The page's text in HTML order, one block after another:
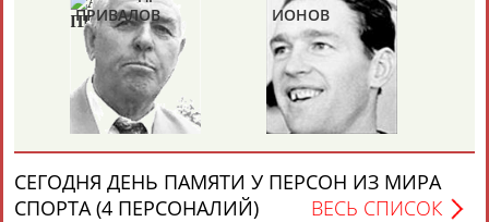
Разработка и поддержка ООО НАИТ «Стадион»
ПРИВАЛОВ
ИОНОВ
СЕГОДНЯ ДЕНЬ ПАМЯТИ У ПЕРСОН ИЗ МИРА
СПОРТА (4 ПЕРСОНАЛИЙ)
ВЕСЬ СПИСОК